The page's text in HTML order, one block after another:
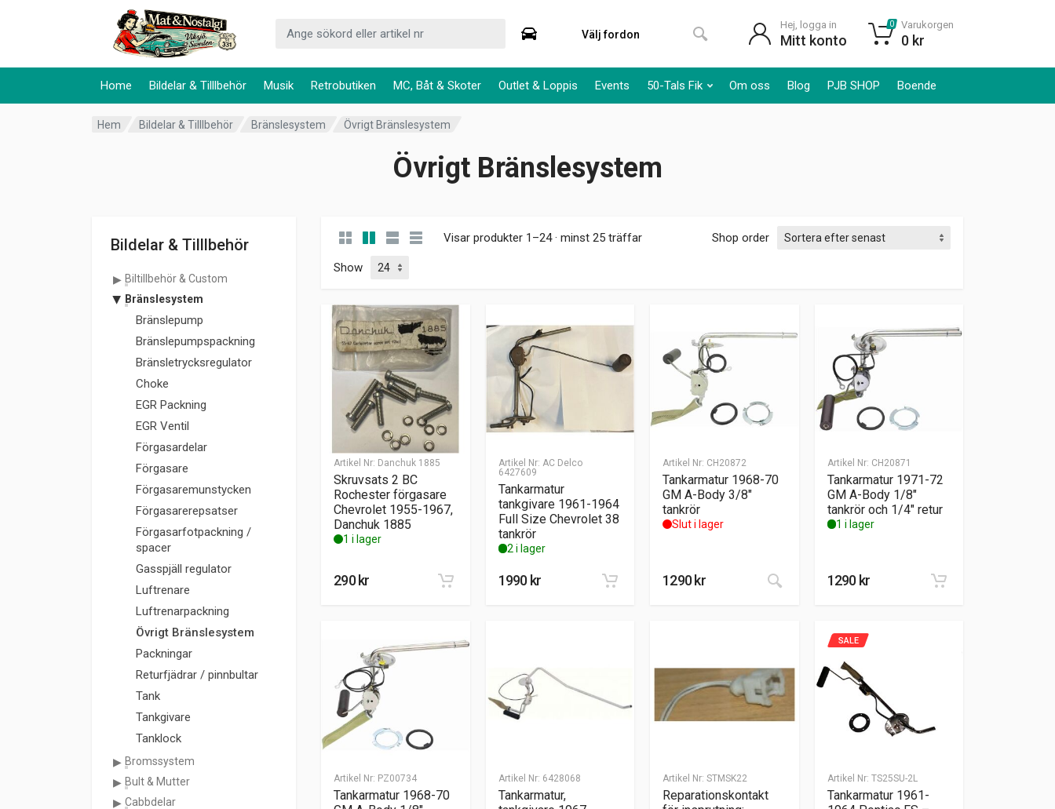
Home Bildelar & Tilllbehör Musik Retrobutiken MC, Båt & Skoter Outlet & Loppis Events 50-Tals Fik Om oss Blog PJB SHOP Boende
Välj fordon
Hej, logga in
Mitt konto
0 Varukorgen
0 kr
Hem Bildelar & Tilllbehör Bränslesystem Övrigt Bränslesystem
Övrigt Bränslesystem
Bildelar & Tilllbehör
Biltillbehör & Custom
Bränslesystem
Bränslepump
Bränslepumpspackning
Bränsletrycksregulator
Choke
EGR Packning
EGR Ventil
Förgasardelar
Förgasare
Förgasaremunstycken
Förgasarerepsatser
Förgasarfotpackning /
spacer
Gasspjäll regulator
Luftrenare
Luftrenarpackning
Övrigt Bränslesystem
Packningar
Returfjädrar / pinnbultar
Tank
Tankgivare
Tanklock
Bromssystem
Bult & Mutter
Cabbdelar
Visar produkter 1–24 · minst 25 träffar Shop order
Show
Artikel Nr: Danchuk 1885
Skruvsats 2 BC
Rochester förgasare
Chevrolet 1955-1967,
Danchuk 1885
1 i lager
290kr
Artikel Nr: AC Delco
6427609
Tankarmatur
tankgivare 1961-1964
Full Size Chevrolet 38
tankrör
2 i lager
1990kr
Artikel Nr: CH20872
Tankarmatur 1968-70
GM A-Body 3/8″
tankrör
Slut i lager
1290kr
Artikel Nr: CH20871
Tankarmatur 1971-72
GM A-Body 1/8″
tankrör och 1/4″ retur
1 i lager
1290kr
Artikel Nr: PZ00734
Tankarmatur 1968-70
Artikel Nr: 6428068
Tankarmatur,
Artikel Nr: STMSK22
Reparationskontakt
Artikel Nr: TS25SU-2L
SALE
Tankarmatur 1961-